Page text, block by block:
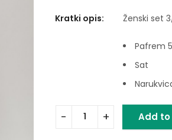
Kratki opis: Ženski set
Pafrem
Sat
Add